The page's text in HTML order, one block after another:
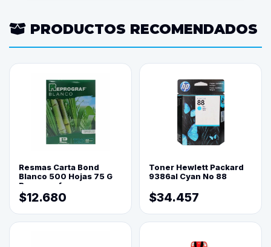
PRODUCTOS RECOMENDADOS
Resmas Carta Bond
Blanco 500 Hojas 75 G
Reprograf.
$12.680
Toner Hewlett Packard
9386al Cyan No 88
$34.457